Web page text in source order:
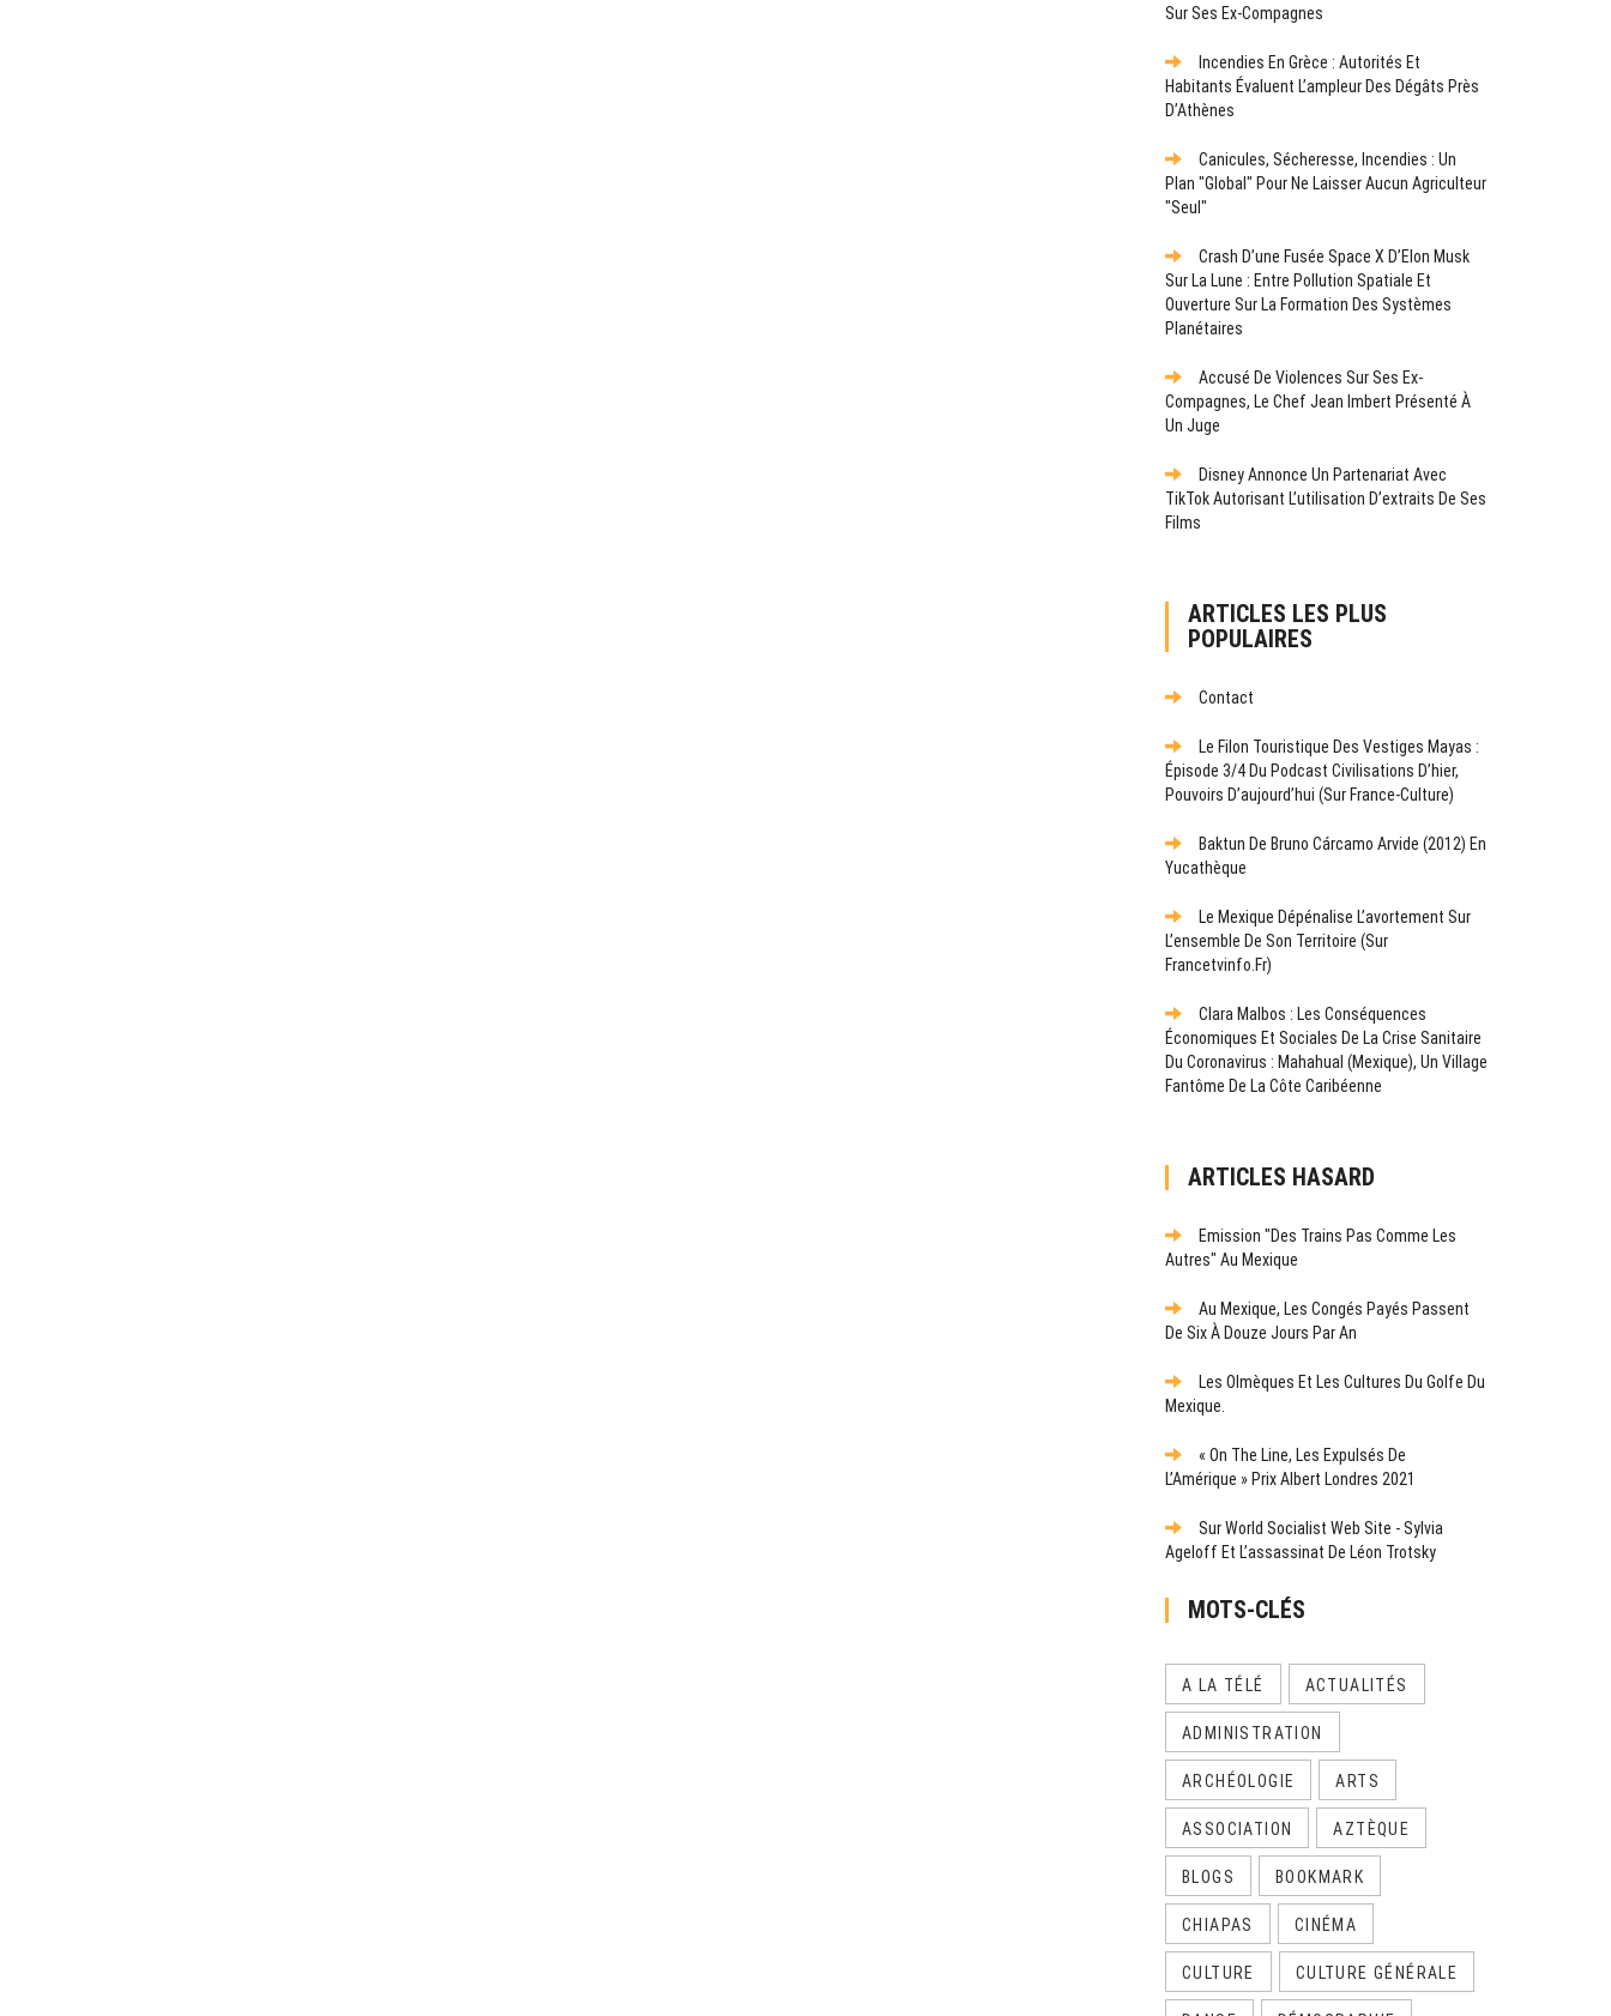
Sur Ses Ex-Compagnes
Incendies En Grèce : Autorités Et
Habitants Évaluent L’ampleur Des Dégâts Près
D’Athènes
Canicules, Sécheresse, Incendies : Un
Plan "global" Pour Ne Laisser Aucun Agriculteur
"seul"
Crash D’une Fusée Space X D’Elon Musk
Sur La Lune : Entre Pollution Spatiale Et
Ouverture Sur La Formation Des Systèmes
Planétaires
Accusé De Violences Sur Ses Ex-
Compagnes, Le Chef Jean Imbert Présenté À
Un Juge
Disney Annonce Un Partenariat Avec
TikTok Autorisant L’utilisation D’extraits De Ses
Films
ARTICLES LES PLUS
POPULAIRES
Contact
Le Filon Touristique Des Vestiges Mayas :
Épisode 3/4 Du Podcast Civilisations D’hier,
Pouvoirs D’aujourd’hui (sur France-Culture)
Baktun De Bruno Cárcamo Arvide (2012) En
Yucathèque
Le Mexique Dépénalise L’avortement Sur
L’ensemble De Son Territoire (sur
Francetvinfo.fr)
Clara Malbos : Les Conséquences
Économiques Et Sociales De La Crise Sanitaire
Du Coronavirus : Mahahual (Mexique), Un Village
Fantôme De La Côte Caribéenne
ARTICLES HASARD
Emission "Des Trains Pas Comme Les
Autres" Au Mexique
Au Mexique, Les Congés Payés Passent
De Six À Douze Jours Par An
Les Olmèques Et Les Cultures Du Golfe Du
Mexique.
« On The Line, Les Expulsés De
L’Amérique » Prix Albert Londres 2021
Sur World Socialist Web Site - Sylvia
Ageloff Et L’assassinat De Léon Trotsky
MOTS-CLÉS
A LA TÉLÉ ACTUALITÉS
ADMINISTRATION
ARCHÉOLOGIE ARTS
ASSOCIATION AZTÈQUE
BLOGS BOOKMARK
CHIAPAS CINÉMA
CULTURE CULTURE GÉNÉRALE